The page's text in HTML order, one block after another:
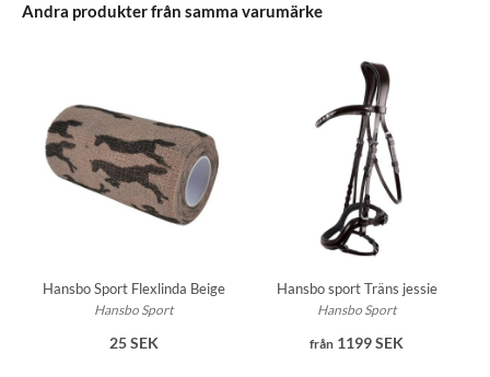
Andra produkter från samma varumärke
Hansbo Sport Flexlinda Beige
Hansbo Sport
25 SEK
Hansbo sport Träns jessie
Hansbo Sport
från 1199 SEK